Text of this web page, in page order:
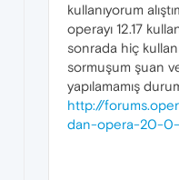
kullanıyorum
operayı 12.17
sonrada hiç
sormuşum şuan
yapılamamış
http://
dan-opera-20-0-